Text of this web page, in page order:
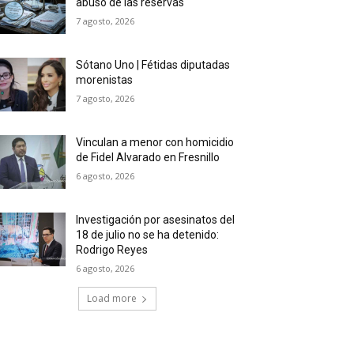
7 agosto, 2026
Sótano Uno | Fétidas diputadas
morenistas
7 agosto, 2026
Vinculan a menor con homicidio
de Fidel Alvarado en Fresnillo
6 agosto, 2026
Investigación por asesinatos del
18 de julio no se ha detenido:
Rodrigo Reyes
6 agosto, 2026
Load more